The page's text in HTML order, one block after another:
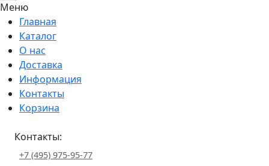
Меню
Главная
Каталог
О нас
Доставка
Информация
Контакты
Корзина
Контакты:
+7 (495) 975-95-77